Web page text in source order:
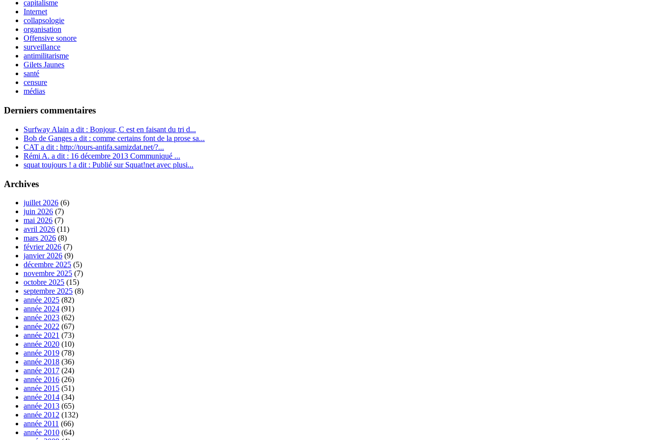
capitalisme
Internet
collapsologie
organisation
Offensive sonore
surveillance
antimilitarisme
Gilets Jaunes
santé
censure
médias
Derniers commentaires
Surfway Alain a dit : Bonjour, C est en faisant du tri d...
Bob de Ganges a dit : comme certains font de la prose sa...
CAT a dit : http://tours-antifa.samizdat.net/?...
Rémi A. a dit : 16 décembre 2013 Communiqué ...
squat toujours ! a dit : Publié sur Squat!net avec plusi...
Archives
juillet 2026 (6)
juin 2026 (7)
mai 2026 (7)
avril 2026 (11)
mars 2026 (8)
février 2026 (7)
janvier 2026 (9)
décembre 2025 (5)
novembre 2025 (7)
octobre 2025 (15)
septembre 2025 (8)
année 2025 (82)
année 2024 (91)
année 2023 (62)
année 2022 (67)
année 2021 (73)
année 2020 (10)
année 2019 (78)
année 2018 (36)
année 2017 (24)
année 2016 (26)
année 2015 (51)
année 2014 (34)
année 2013 (65)
année 2012 (132)
année 2011 (66)
année 2010 (64)